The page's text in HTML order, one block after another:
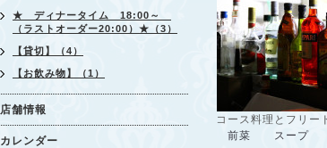
コース料理とフリ
前菜 スープ
★ ディナータイム 18:00～
（ラストオーダー20:00）★（3）
【貸切】（4）
【お飲み物】（1）
店舗情報
カレンダー